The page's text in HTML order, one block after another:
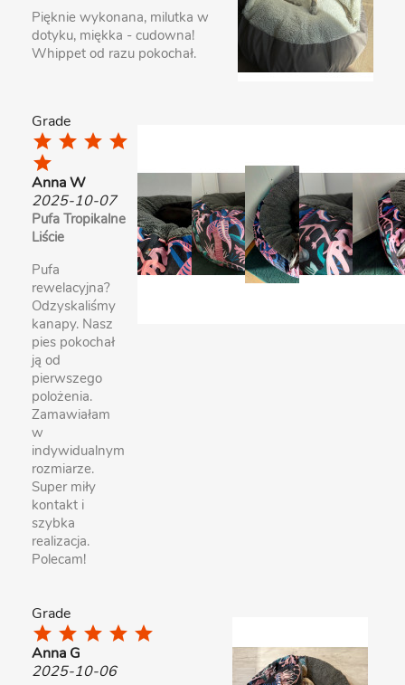
Pięknie wykonana, milutka w
dotyku, miękka - cudowna!
Whippet od razu pokochał.
Grade
star star star star
star
Anna W
2025-10-07
Pufa Tropikalne
Liście
Pufa
rewelacyjna?
Odzyskaliśmy
kanapy. Nasz
pies pokochał
ją od
pierwszego
polożenia.
Zamawiałam
w
indywidualnym
rozmiarze.
Super miły
kontakt i
szybka
realizacja.
Polecam!
Grade
star star star star star
Anna G
2025-10-06